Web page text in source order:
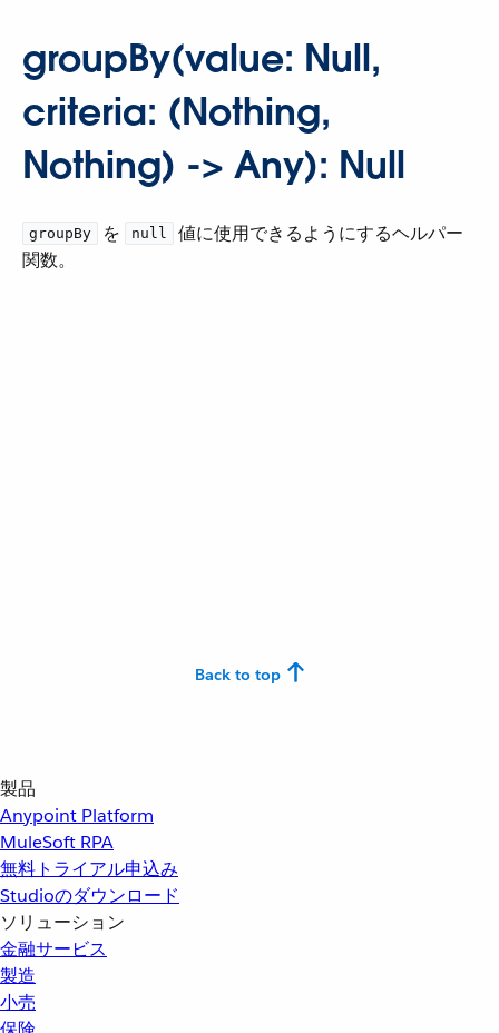
groupBy(value: Null,
criteria: (Nothing,
Nothing) -> Any): Null
groupBy ​ を ​ null
​ 値に使用できるようにするヘルパー
関数。
Back to top
製品
Anypoint Platform
MuleSoft RPA
無料トライアル申込み
Studioのダウンロード
ソリューション
金融サービス
製造
小売